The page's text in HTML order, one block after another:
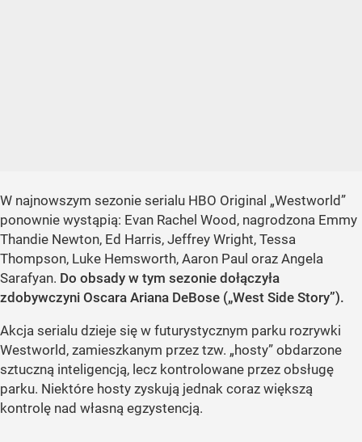
W najnowszym sezonie serialu HBO Original „Westworld”
ponownie wystąpią: Evan Rachel Wood, nagrodzona Emmy
Thandie Newton, Ed Harris, Jeffrey Wright, Tessa
Thompson, Luke Hemsworth, Aaron Paul oraz Angela
Sarafyan. Do obsady w tym sezonie dołączyła
zdobywczyni Oscara Ariana DeBose („West Side Story”).
Akcja serialu dzieje się w futurystycznym parku rozrywki
Westworld, zamieszkanym przez tzw. „hosty” obdarzone
sztuczną inteligencją, lecz kontrolowane przez obsługę
parku. Niektóre hosty zyskują jednak coraz większą
kontrolę nad własną egzystencją.